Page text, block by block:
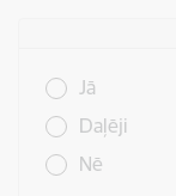
Jā
Daļēji
Nē